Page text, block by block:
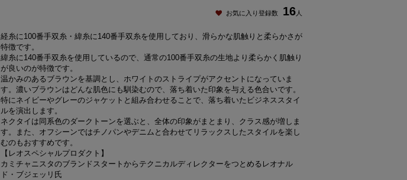
お気に入り登録数 16 人
経糸に100番手双糸・緯糸に140番手双糸を使用しており、滑らかな肌触りと柔らかさが
特徴です。
緯糸に140番手双糸を使用しているので、通常の100番手双糸の生地より柔らかく肌触り
が良いのが特徴です。
温かみのあるブラウンを基調とし、ホワイトのストライプがアクセントになっていま
す。濃いブラウンはどんな肌色にも馴染むので、落ち着いた印象を与える色合いです。
特にネイビーやグレーのジャケットと組み合わせることで、落ち着いたビジネススタイ
ルを演出します。
ネクタイは同系色のダークトーンを選ぶと、全体の印象がまとまり、クラス感が増しま
す。また、オフシーンではチノパンやデニムと合わせてリラックスしたスタイルを楽し
むのもおすすめです。
【レオスペシャルプロダクト】
カミチャニスタのブランドスタートからテクニカルディレクターをつとめるレオナル
ド・ブジェッリ氏